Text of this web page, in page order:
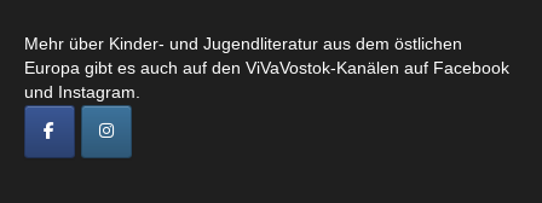
Mehr über Kinder- und Jugendliteratur aus dem östlichen
Europa gibt es auch auf den ViVaVostok-Kanälen auf Facebook
und Instagram.